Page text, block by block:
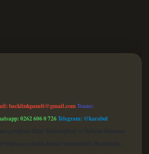
backlinkpaneli@gmail.comTeams:
0262 606 0 726Telegram: @karabul